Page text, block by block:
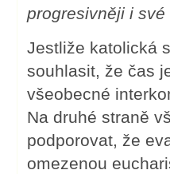
progresivněji i
Jestliže katolická
souhlasit, že čas
všeobecné
Na druhé straně
podporovat, že
omezenou